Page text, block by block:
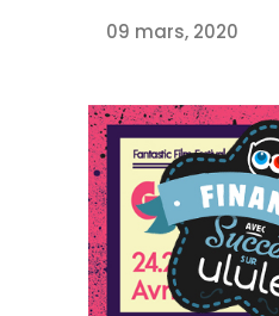
09 mars, 2020